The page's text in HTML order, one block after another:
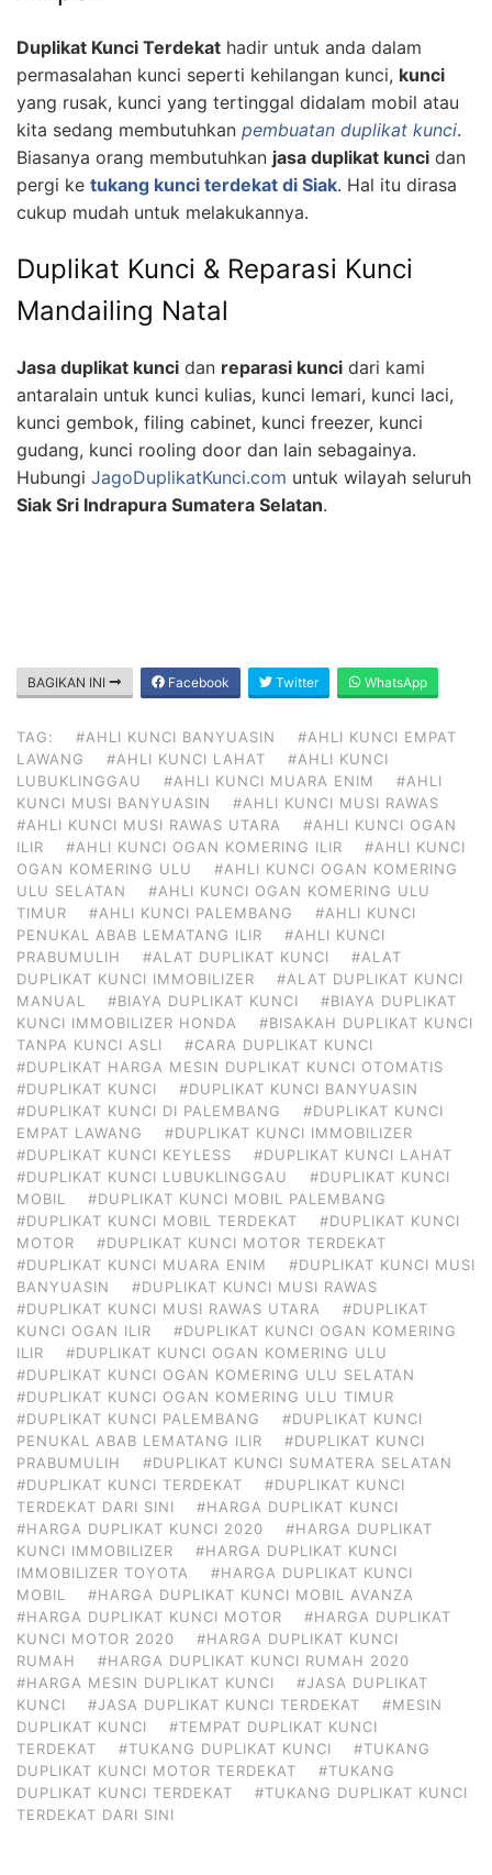
Duplikat Kunci Terdekat hadir untuk anda dalam
permasalahan kunci seperti kehilangan kunci, kunci
yang rusak, kunci yang tertinggal didalam mobil atau
kita sedang membutuhkan pembuatan duplikat kunci.
Biasanya orang membutuhkan jasa duplikat kunci dan
pergi ke tukang kunci terdekat di Siak. Hal itu dirasa
cukup mudah untuk melakukannya.
Duplikat Kunci & Reparasi Kunci
Mandailing Natal
Jasa duplikat kunci dan reparasi kunci dari kami
antaralain untuk kunci kulias, kunci lemari, kunci laci,
kunci gembok, filing cabinet, kunci freezer, kunci
gudang, kunci rooling door dan lain sebagainya.
Hubungi JagoDuplikatKunci.com untuk wilayah seluruh
Siak Sri Indrapura Sumatera Selatan.
BAGIKAN INI Facebook Twitter WhatsApp
TAG: #AHLI KUNCI BANYUASIN
#AHLI KUNCI EMPAT
LAWANG
#AHLI KUNCI LAHAT
#AHLI KUNCI
LUBUKLINGGAU
#AHLI KUNCI MUARA ENIM
#AHLI
KUNCI MUSI BANYUASIN
#AHLI KUNCI MUSI RAWAS
#AHLI KUNCI MUSI RAWAS UTARA
#AHLI KUNCI OGAN
ILIR
#AHLI KUNCI OGAN KOMERING ILIR
#AHLI KUNCI
OGAN KOMERING ULU
#AHLI KUNCI OGAN KOMERING
ULU SELATAN
#AHLI KUNCI OGAN KOMERING ULU
TIMUR
#AHLI KUNCI PALEMBANG
#AHLI KUNCI
PENUKAL ABAB LEMATANG ILIR
#AHLI KUNCI
PRABUMULIH
#ALAT DUPLIKAT KUNCI
#ALAT
DUPLIKAT KUNCI IMMOBILIZER
#ALAT DUPLIKAT KUNCI
MANUAL
#BIAYA DUPLIKAT KUNCI
#BIAYA DUPLIKAT
KUNCI IMMOBILIZER HONDA
#BISAKAH DUPLIKAT KUNCI
TANPA KUNCI ASLI
#CARA DUPLIKAT KUNCI
#DUPLIKAT HARGA MESIN DUPLIKAT KUNCI OTOMATIS
#DUPLIKAT KUNCI
#DUPLIKAT KUNCI BANYUASIN
#DUPLIKAT KUNCI DI PALEMBANG
#DUPLIKAT KUNCI
EMPAT LAWANG
#DUPLIKAT KUNCI IMMOBILIZER
#DUPLIKAT KUNCI KEYLESS
#DUPLIKAT KUNCI LAHAT
#DUPLIKAT KUNCI LUBUKLINGGAU
#DUPLIKAT KUNCI
MOBIL
#DUPLIKAT KUNCI MOBIL PALEMBANG
#DUPLIKAT KUNCI MOBIL TERDEKAT
#DUPLIKAT KUNCI
MOTOR
#DUPLIKAT KUNCI MOTOR TERDEKAT
#DUPLIKAT KUNCI MUARA ENIM
#DUPLIKAT KUNCI MUSI
BANYUASIN
#DUPLIKAT KUNCI MUSI RAWAS
#DUPLIKAT KUNCI MUSI RAWAS UTARA
#DUPLIKAT
KUNCI OGAN ILIR
#DUPLIKAT KUNCI OGAN KOMERING
ILIR
#DUPLIKAT KUNCI OGAN KOMERING ULU
#DUPLIKAT KUNCI OGAN KOMERING ULU SELATAN
#DUPLIKAT KUNCI OGAN KOMERING ULU TIMUR
#DUPLIKAT KUNCI PALEMBANG
#DUPLIKAT KUNCI
PENUKAL ABAB LEMATANG ILIR
#DUPLIKAT KUNCI
PRABUMULIH
#DUPLIKAT KUNCI SUMATERA SELATAN
#DUPLIKAT KUNCI TERDEKAT
#DUPLIKAT KUNCI
TERDEKAT DARI SINI
#HARGA DUPLIKAT KUNCI
#HARGA DUPLIKAT KUNCI 2020
#HARGA DUPLIKAT
KUNCI IMMOBILIZER
#HARGA DUPLIKAT KUNCI
IMMOBILIZER TOYOTA
#HARGA DUPLIKAT KUNCI
MOBIL
#HARGA DUPLIKAT KUNCI MOBIL AVANZA
#HARGA DUPLIKAT KUNCI MOTOR
#HARGA DUPLIKAT
KUNCI MOTOR 2020
#HARGA DUPLIKAT KUNCI
RUMAH
#HARGA DUPLIKAT KUNCI RUMAH 2020
#HARGA MESIN DUPLIKAT KUNCI
#JASA DUPLIKAT
KUNCI
#JASA DUPLIKAT KUNCI TERDEKAT
#MESIN
DUPLIKAT KUNCI
#TEMPAT DUPLIKAT KUNCI
TERDEKAT
#TUKANG DUPLIKAT KUNCI
#TUKANG
DUPLIKAT KUNCI MOTOR TERDEKAT
#TUKANG
DUPLIKAT KUNCI TERDEKAT
#TUKANG DUPLIKAT KUNCI
TERDEKAT DARI SINI